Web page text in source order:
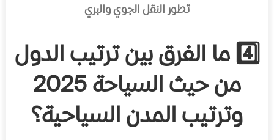
تطور النقل الجوي والبري
4️⃣ ما الفرق بين ترتيب الدول
من حيث السياحة 2025
وترتيب المدن السياحية؟